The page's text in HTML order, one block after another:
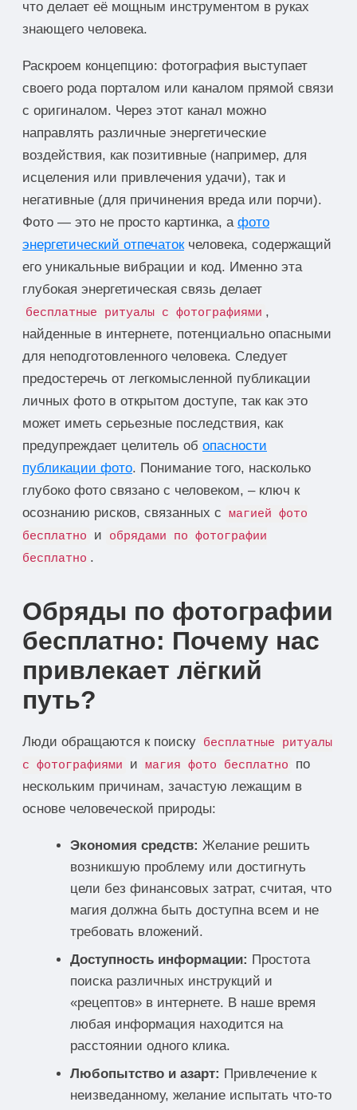
что делает её мощным инструментом в руках
знающего человека.
Раскроем концепцию: фотография выступает
своего рода порталом или каналом прямой связи
с оригиналом. Через этот канал можно
направлять различные энергетические
воздействия, как позитивные (например, для
исцеления или привлечения удачи), так и
негативные (для причинения вреда или порчи).
Фото — это не просто картинка, а фото
энергетический отпечатокчеловека, содержащий
его уникальные вибрации и код. Именно эта
глубокая энергетическая связь делает
бесплатные ритуалы с фотографиями ,
найденные в интернете, потенциально опасными
для неподготовленного человека. Следует
предостеречь от легкомысленной публикации
личных фото в открытом доступе, так как это
может иметь серьезные последствия, как
предупреждает целитель об опасности
публикации фото. Понимание того, насколько
глубоко фото связано с человеком, – ключ к
осознанию рисков, связанных с магией фото
бесплатно
и
обрядами по фотографии
бесплатно .
Обряды по фотографии
бесплатно: Почему нас
привлекает лёгкий
путь?
Люди обращаются к поиску бесплатные ритуалы
с фотографиями
и магия фото бесплатно
по
нескольким причинам, зачастую лежащим в
основе человеческой природы:
Экономия средств: Желание решить
возникшую проблему или достигнуть
цели без финансовых затрат, считая, что
магия должна быть доступна всем и не
требовать вложений.
Доступность информации: Простота
поиска различных инструкций и
«рецептов» в интернете. В наше время
любая информация находится на
расстоянии одного клика.
Любопытство и азарт: Привлечение к
неизведанному, желание испытать что-то